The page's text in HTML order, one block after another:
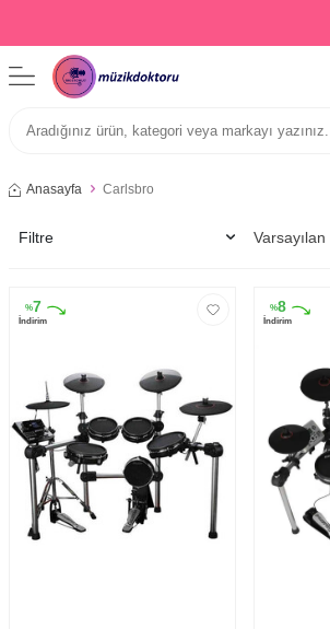
Anasayfa Carlsbro
Filtre
%7
İndirim
%8
İndirim